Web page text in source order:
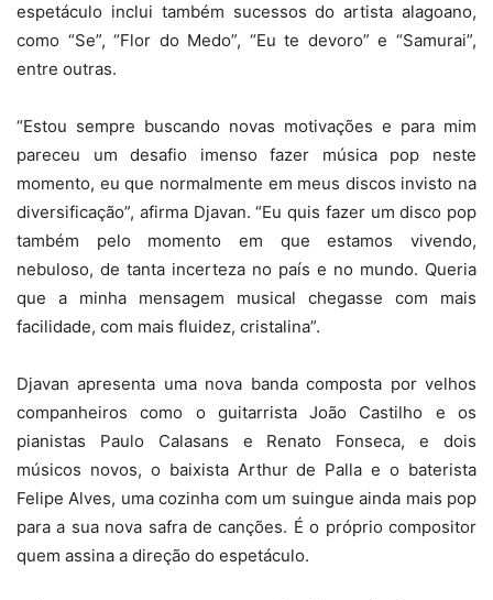
espetáculo inclui também sucessos do artista alagoano,
como “Se”, “Flor do Medo”, “Eu te devoro” e “Samurai”,
entre outras.
“Estou sempre buscando novas motivações e para mim
pareceu um desafio imenso fazer música pop neste
momento, eu que normalmente em meus discos invisto na
diversificação”, afirma Djavan. “Eu quis fazer um disco pop
também pelo momento em que estamos vivendo,
nebuloso, de tanta incerteza no país e no mundo. Queria
que a minha mensagem musical chegasse com mais
facilidade, com mais fluidez, cristalina”.
Djavan apresenta uma nova banda composta por velhos
companheiros como o guitarrista João Castilho e os
pianistas Paulo Calasans e Renato Fonseca, e dois
músicos novos, o baixista Arthur de Palla e o baterista
Felipe Alves, uma cozinha com um suingue ainda mais pop
para a sua nova safra de canções. É o próprio compositor
quem assina a direção do espetáculo.